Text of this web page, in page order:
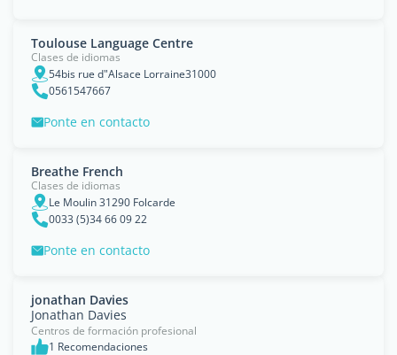
Toulouse Language Centre
Clases de idiomas
54bis rue d"Alsace Lorraine31000
0561547667
Ponte en contacto
Breathe French
Clases de idiomas
Le Moulin 31290 Folcarde
0033 (5)34 66 09 22
Ponte en contacto
jonathan Davies
Jonathan Davies
Centros de formación profesional
1 Recomendaciones